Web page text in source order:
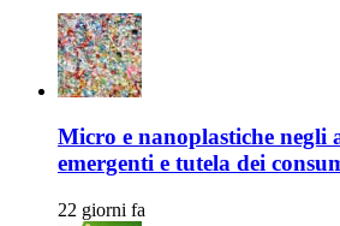
Micro e nanoplastiche negli
emergenti e tutela dei
22 giorni fa